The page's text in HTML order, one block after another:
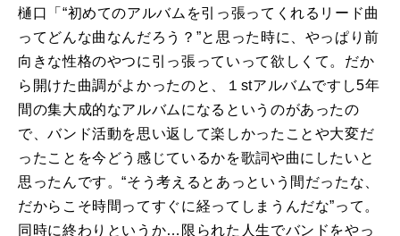
樋口「“初めてのアルバムを引っ張ってくれるリード曲
ってどんな曲なんだろう？”と思った時に、やっぱり前
向きな性格のやつに引っ張っていって欲しくて。だか
ら開けた曲調がよかったのと、１ stアルバムですし5年
間の集大成的なアルバムになるというのがあったの
で、バンド活動を思い返して楽しかったことや大変だ
ったことを今どう感じているかを歌詞や曲にしたいと
思ったんです。“そう考えるとあっという間だったな、
だからこそ時間ってすぐに経ってしまうんだな”って。
同時に終わりというか…限られた人生でバンドをやっ